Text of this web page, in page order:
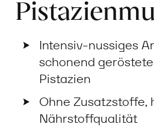
Intensiv-nussiges
schonend
Pistazien
Ohne Zusatzstoffe,
Nährstoffqualität